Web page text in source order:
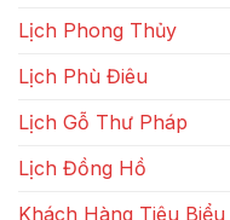
Lịch Phong Thủy
Lịch Phù Điêu
Lịch Gỗ Thư Pháp
Lịch Đồng Hồ
Khách Hàng Tiêu Biểu